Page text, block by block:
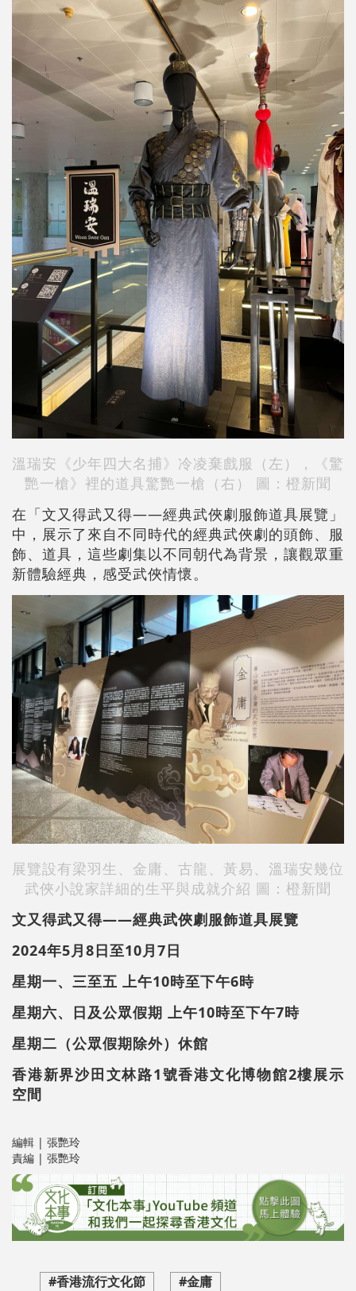
溫瑞安《少年四大名捕》冷凌棄戲服（左），《驚
艷一槍》裡的道具驚艷一槍（右） 圖：橙新聞
在「文又得武又得——經典武俠劇服飾道具展覽」
中，展示了來自不同時代的經典武俠劇的頭飾、服
飾、道具，這些劇集以不同朝代為背景，讓觀眾重
新體驗經典，感受武俠情懷。
展覽設有梁羽生、金庸、古龍、黃易、溫瑞安幾位
武俠小說家詳細的生平與成就介紹 圖：橙新聞
文又得武又得——經典武俠劇服飾道具展覽
2024年5月8日至10月7日
星期一、三至五 上午10時至下午6時
星期六、日及公眾假期 上午10時至下午7時
星期二（公眾假期除外）休館
香港新界沙田文林路1號香港文化博物館2樓展示
空間
編輯 | 張艷玲
責編 | 張艷玲
#香港流行文化節
#金庸